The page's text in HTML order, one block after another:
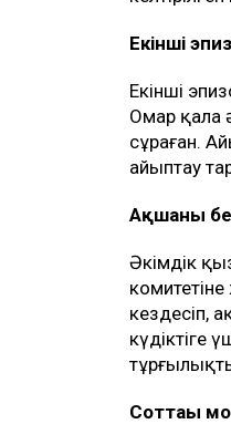
Екінші
Екінші
Омар қала
сұраған.
айыптау
Ақшаны
Әкімдік
кездесіп,
күдіктіге
Соттағы